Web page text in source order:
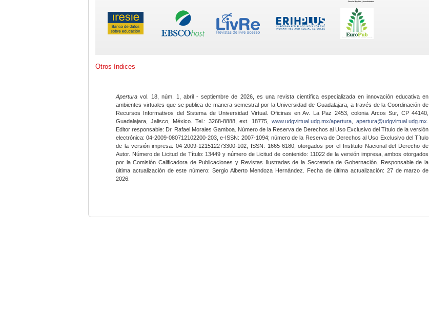
Otros índices
Apertura vol. 18, núm. 1, abril - septiembre de 2026, es una revista científica especializada en innovación educativa en
ambientes virtuales que se publica de manera semestral por la Universidad de Guadalajara, a través de la Coordinación de
Recursos Informativos del Sistema de Universidad Virtual. Oficinas en Av. La Paz 2453, colonia Arcos Sur, CP 44140,
Guadalajara, Jalisco, México. Tel.: 3268-8888, ext. 18775,www.udgvirtual.udg.mx/apertura apertura@udgvirtual.udg.mx
Editor responsable: Dr. Rafael Morales Gamboa. Número de la Reserva de Derechos al Uso Exclusivo del Título de la versión
electrónica: 04-2009-080712102200-203, e-ISSN: 2007-1094; número de la Reserva de Derechos al Uso Exclusivo del Título
de la versión impresa: 04-2009-121512273300-102, ISSN: 1665-6180, otorgados por el Instituto Nacional del Derecho de
Autor. Número de Licitud de Título: 13449 y número de Licitud de contenido: 11022 de la versión impresa, ambos otorgados
por la Comisión Calificadora de Publicaciones y Revistas Ilustradas de la Secretaría de Gobernación. Responsable de la
última actualización de este número: Sergio Alberto Mendoza Hernández. Fecha de última actualización: 27 de marzo de
2026.